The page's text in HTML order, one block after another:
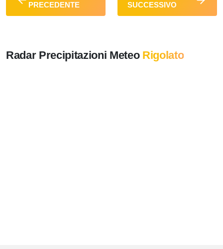
PRECEDENTE
SUCCESSIVO
Radar Precipitazioni Meteo Rigolato